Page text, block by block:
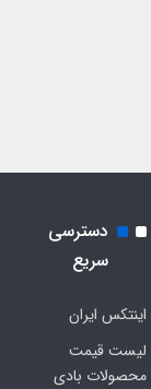
دسترسی
سریع
اینتکس ایران
لیست قیمت
محصولات بادی